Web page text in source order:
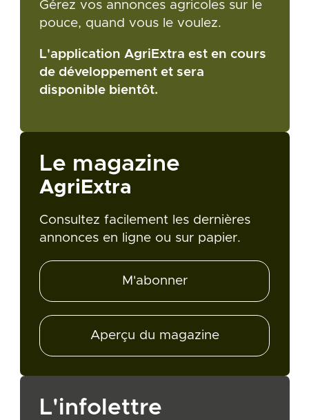
Gérez vos annonces agricoles sur le
pouce, quand vous le voulez.
L'application AgriExtra est en cours
de développement et sera
disponible bientôt.
Le magazine
AgriExtra
Consultez facilement les dernières
annonces en ligne ou sur papier.
M'abonner
Aperçu du magazine
L'infolettre